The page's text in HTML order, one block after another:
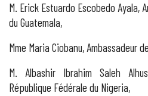
M. Erick Estuardo Escobedo Ayala,
du Guatemala,
Mme Maria Ciobanu, Ambassadeur
M. Albashir Ibrahim Saleh
République Fédérale du Nigeria,